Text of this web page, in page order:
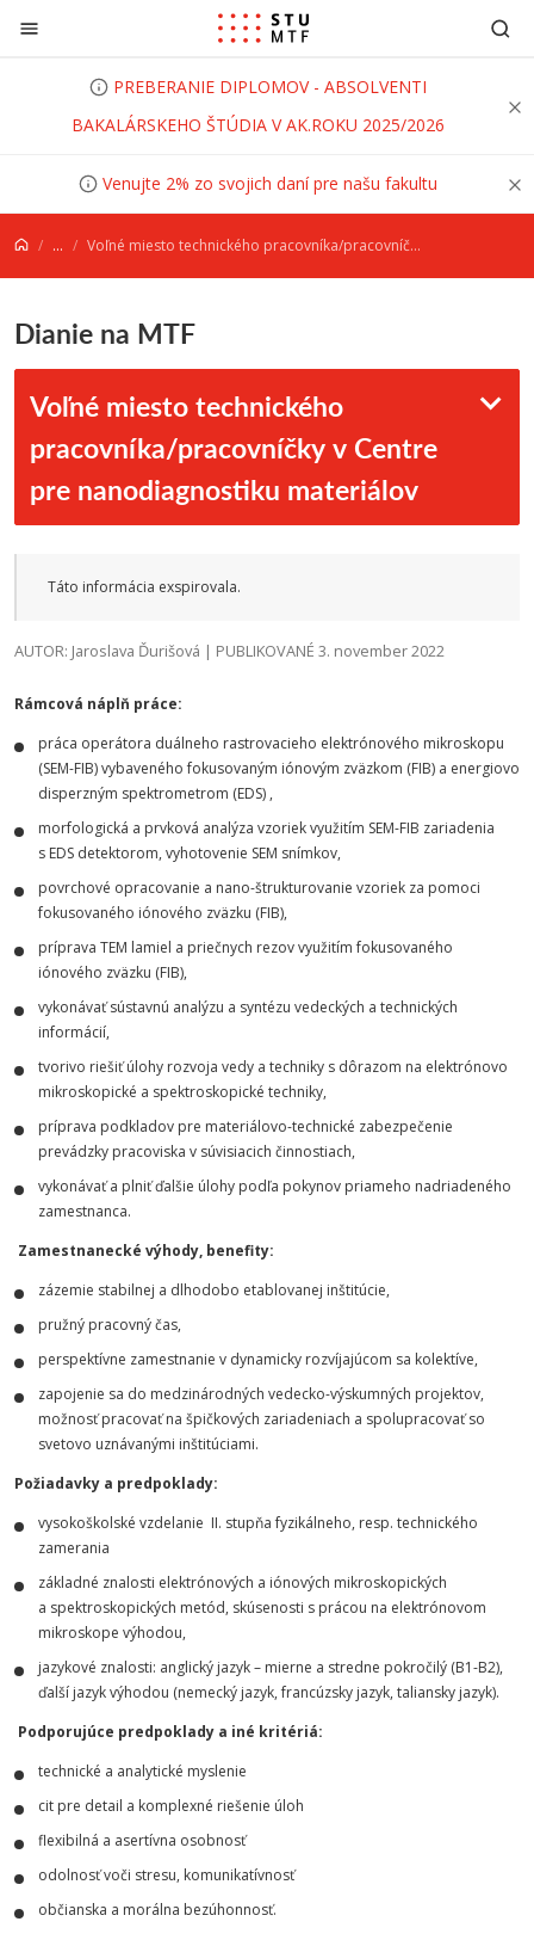
Prejsť na obsah
PREBERANIE DIPLOMOV - ABSOLVENTI
BAKALÁRSKEHO ŠTÚDIA V AK.ROKU 2025/2026
Venujte 2% zo svojich daní pre našu fakultu
... Voľné miesto technického pracovníka/pracovníčky v Centre pre nanodiagnostiku materiálov
Dianie na MTF
Voľné miesto technického
pracovníka/pracovníčky v Centre
pre nanodiagnostiku materiálov
Táto informácia exspirovala.
AUTOR: Jaroslava Ďurišová | PUBLIKOVANÉ 3. november 2022
Rámcová náplň práce:
práca operátora duálneho rastrovacieho elektrónového mikroskopu
(SEM-FIB) vybaveného fokusovaným iónovým zväzkom (FIB) a energiovo
disperzným spektrometrom (EDS) ,
morfologická a prvková analýza vzoriek využitím SEM-FIB zariadenia
s EDS detektorom, vyhotovenie SEM snímkov,
povrchové opracovanie a nano-štrukturovanie vzoriek za pomoci
fokusovaného iónového zväzku (FIB),
príprava TEM lamiel a priečnych rezov využitím fokusovaného
iónového zväzku (FIB),
vykonávať sústavnú analýzu a syntézu vedeckých a technických
informácií,
tvorivo riešiť úlohy rozvoja vedy a techniky s dôrazom na elektrónovo
mikroskopické a spektroskopické techniky,
príprava podkladov pre materiálovo-technické zabezpečenie
prevádzky pracoviska v súvisiacich činnostiach,
vykonávať a plniť ďalšie úlohy podľa pokynov priameho nadriadeného
zamestnanca.
Zamestnanecké výhody, benefity:
zázemie stabilnej a dlhodobo etablovanej inštitúcie,
pružný pracovný čas,
perspektívne zamestnanie v dynamicky rozvíjajúcom sa kolektíve,
zapojenie sa do medzinárodných vedecko-výskumných projektov,
možnosť pracovať na špičkových zariadeniach a spolupracovať so
svetovo uznávanými inštitúciami.
Požiadavky a predpoklady:
vysokoškolské vzdelanie II. stupňa fyzikálneho, resp. technického
zamerania
základné znalosti elektrónových a iónových mikroskopických
a spektroskopických metód, skúsenosti s prácou na elektrónovom
mikroskope výhodou,
jazykové znalosti: anglický jazyk – mierne a stredne pokročilý (B1-B2),
ďalší jazyk výhodou (nemecký jazyk, francúzsky jazyk, taliansky jazyk).
Podporujúce predpoklady a iné kritériá:
technické a analytické myslenie
cit pre detail a komplexné riešenie úloh
flexibilná a asertívna osobnosť
odolnosť voči stresu, komunikatívnosť
občianska a morálna bezúhonnosť.